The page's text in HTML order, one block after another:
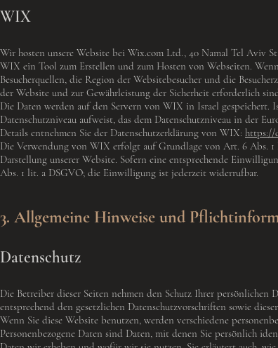
WIX
Wir hosten unsere Website bei Wix.com Ltd., 40 Namal Tel Aviv
WIX ein Tool zum Erstellen und zum Hosten von Webseiten.
Besucherquellen, die Region der Websitebesucher und die
der Website und zur Gewährleistung der Sicherheit erforderlich
Die Daten werden auf den Servern von WIX in Israel gespeichert.
Datenschutzniveau aufweist, das dem Datenschutzniveau in der
Details entnehmen Sie der Datenschutzerklärung von WIX: https://
Die Verwendung von WIX erfolgt auf Grundlage von Art. 6 Abs.
Darstellung unserer Website. Sofern eine entsprechende
Abs. 1 lit. a DSGVO; die Einwilligung ist jederzeit widerrufbar.
3. Allgemeine Hinweise und
Datenschutz
Die Betreiber dieser Seiten nehmen den Schutz Ihrer
entsprechend den gesetzlichen Datenschutzvorschriften sowie
Wenn Sie diese Website benutzen, werden verschiedene
Personenbezogene Daten sind Daten, mit denen Sie persönlich